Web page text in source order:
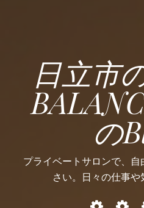
日立市
の
プライベートサロンで、
さい。日々の仕事
お
パ